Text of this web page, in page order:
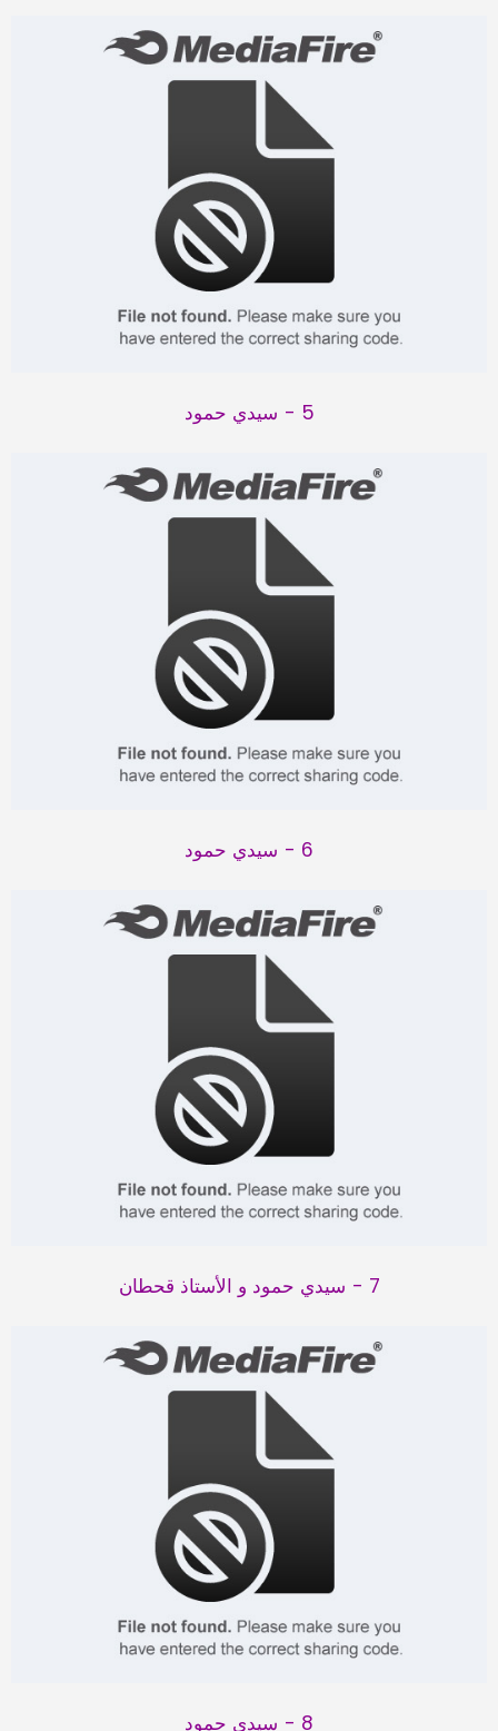
5 - سيدي حمود
6 - سيدي حمود
7 - سيدي حمود و الأستاذ قحطان
8 - سيدي حمود